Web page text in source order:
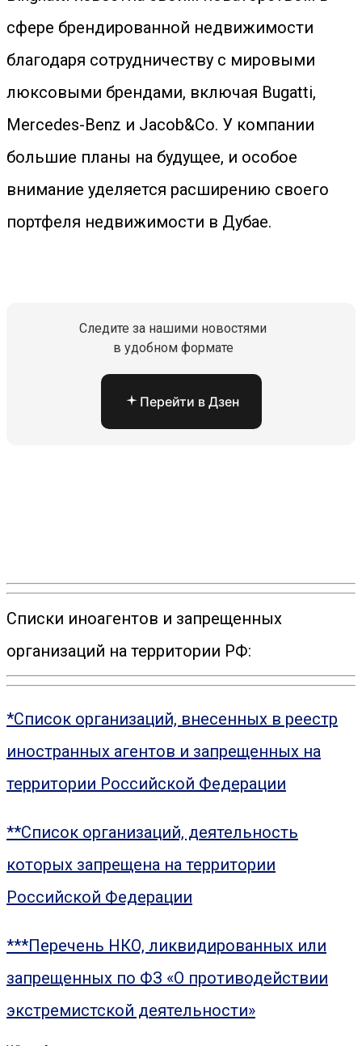
сфере брендированной недвижимости
благодаря сотрудничеству с мировыми
люксовыми брендами, включая Bugatti,
Mercedes-Benz и Jacob&Co. У компании
большие планы на будущее, и особое
внимание уделяется расширению своего
портфеля недвижимости в Дубае.
Следите за нашими новостями
в удобном формате
Перейти в Дзен
Списки иноагентов и запрещенных
организаций на территории РФ:
*Список организаций, внесенных в реестр
иностранных агентов и запрещенных на
территории Российской Федерации
**Список организаций, деятельность
которых запрещена на территории
Российской Федерации
***Перечень НКО, ликвидированных или
запрещенных по ФЗ «О противодействии
экстремистской деятельности»